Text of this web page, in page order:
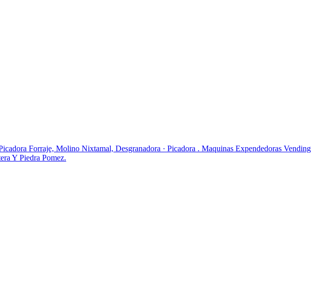
Forraje, Molino Nixtamal, Desgranadora · Picadora . Maquinas Expendedoras Vending
Y Piedra Pomez.